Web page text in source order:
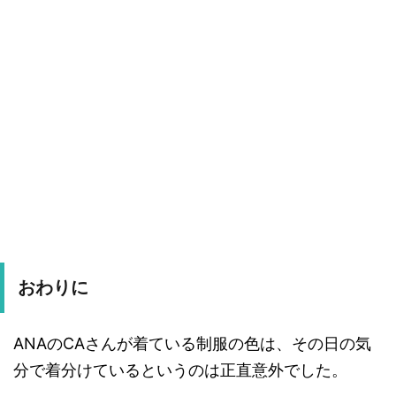
おわりに
ANAのCAさんが着ている制服の色は、その日の気
分で着分けているというのは正直意外でした。